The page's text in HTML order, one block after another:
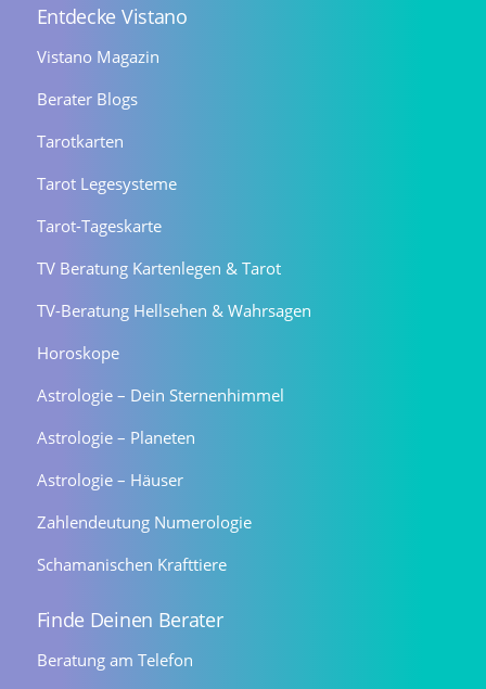
Entdecke Vistano
Vistano Magazin
Berater Blogs
Tarotkarten
Tarot Legesysteme
Tarot-Tageskarte
TV Beratung Kartenlegen & Tarot
TV-Beratung Hellsehen & Wahrsagen
Horoskope
Astrologie – Dein Sternenhimmel
Astrologie – Planeten
Astrologie – Häuser
Zahlendeutung Numerologie
Schamanischen Krafttiere
Finde Deinen Berater
Beratung am Telefon